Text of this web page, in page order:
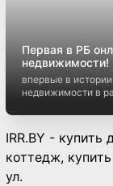
Первая в РБ
недвижимости!
впервые в
недвижимости в
IRR.BY -
коттедж,
ул.